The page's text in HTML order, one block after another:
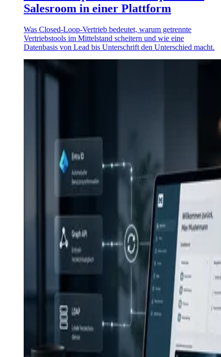
Salesroom in einer Plattform
Was Closed-Loop-Vertrieb bedeutet, warum getrennte
Vertriebstools im Mittelstand scheitern und wie eine
Datenbasis von Lead bis Unterschrift den Unterschied macht.